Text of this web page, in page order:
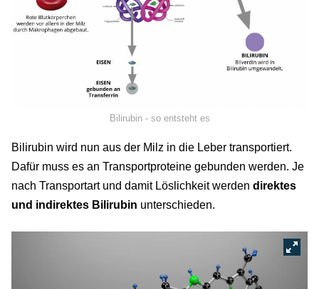
Bilirubin - so entsteht es
Bilirubin wird nun aus der Milz in die Leber transportiert.
Dafür muss es an Transportproteine gebunden werden. Je
nach Transportart und damit Löslichkeit werden direktes
und indirektes Bilirubin unterschieden.